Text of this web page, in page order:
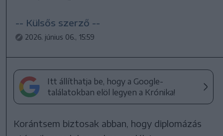
-- Külsős szerző --
2026. június 06., 15:59
Itt állíthatja be, hogy a Google-
találatokban elöl legyen a Krónika!
Korántsem biztosak abban, hogy diplomázás